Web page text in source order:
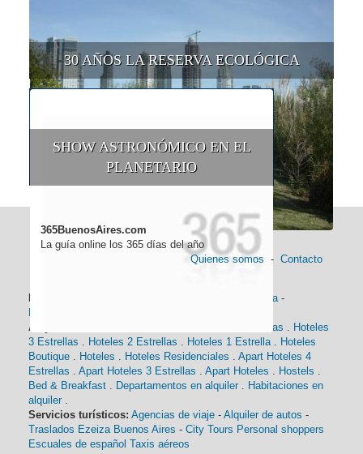
30 AÑOS LA RESERVA ECOLÓGICA
SHOW ASTRONÓMICO EN EL
PLANETARIO
365BuenosAires.com
La guía online los 365 días del año
Quienes somos - Contacto
Historia-
Alojamiento:
Hoteles 4 Estrellas . Hoteles
3 Estrellas . Hoteles 2 Estrellas . Hoteles 1 Estrella. Hoteles
Boutique . Hoteles . Hoteles Residenciales . Apart Hoteles 4
Estrellas . Apart Hoteles 3 Estrellas . Apart Hoteles . Hostels .
Bed & Breakfast . Departamentos en alquiler . Habitaciones en
alquiler .
Servicios turísticos: Agencias de viaje - Alquiler de autos -
Traslados Ezeiza Buenos Aires - City Tours Personal shoppers
Escuales de español Taxis aéreos